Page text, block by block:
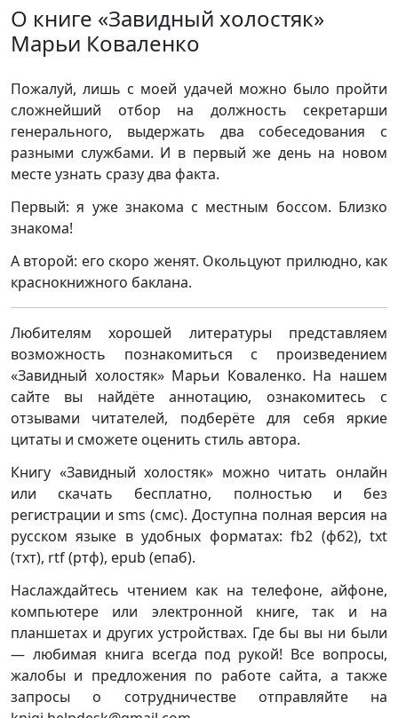
О книге «Завидный холостяк»
Марьи Коваленко
Пожалуй, лишь с моей удачей можно было пройти
сложнейший отбор на должность секретарши
генерального, выдержать два собеседования с
разными службами. И в первый же день на новом
месте узнать сразу два факта.
Первый: я уже знакома с местным боссом. Близко
знакома!
А второй: его скоро женят. Окольцуют прилюдно, как
краснокнижного баклана.
Любителям хорошей литературы представляем
возможность познакомиться с произведением
«Завидный холостяк» Марьи Коваленко. На нашем
сайте вы найдёте аннотацию, ознакомитесь с
отзывами читателей, подберёте для себя яркие
цитаты и сможете оценить стиль автора.
Книгу «Завидный холостяк» можно читать онлайн
или скачать бесплатно, полностью и без
регистрации и sms (смс). Доступна полная версия на
русском языке в удобных форматах: fb2 (фб2), txt
(тхт), rtf (ртф), epub (епаб).
Наслаждайтесь чтением как на телефоне, айфоне,
компьютере или электронной книге, так и на
планшетах и других устройствах. Где бы вы ни были
— любимая книга всегда под рукой! Все вопросы,
жалобы и предложения по работе сайта, а также
запросы о сотрудничестве отправляйте на